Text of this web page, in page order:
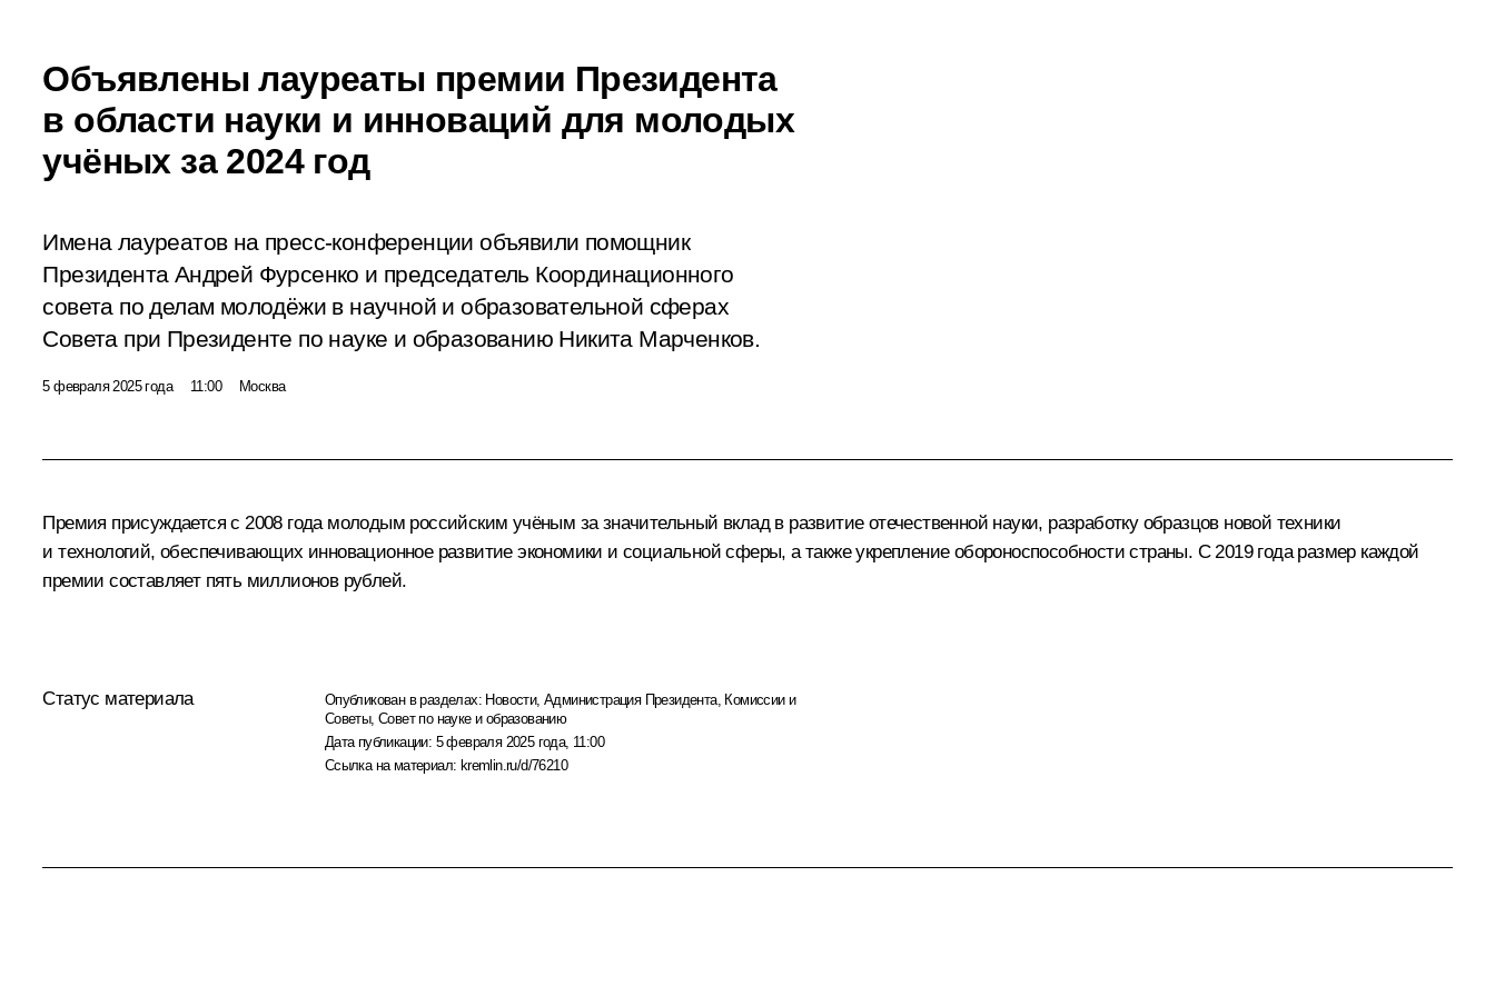
Объявлены лауреаты премии Президента
в области науки и инноваций для молодых
учёных за 2024 год
Имена лауреатов на пресс-конференции объявили помощник
Президента Андрей Фурсенко и председатель Координационного
совета по делам молодёжи в научной и образовательной сферах
Совета при Президенте по науке и образованию Никита Марченков.
5 февраля 2025 года 11:00 Москва
Премия присуждается с 2008 года молодым российским учёным за значительный вклад в развитие отечественной науки, разработку образцов новой техники
и технологий, обеспечивающих инновационное развитие экономики и социальной сферы, а также укрепление обороноспособности страны. С 2019 года размер каждой
премии составляет пять миллионов рублей.
Статус материала Опубликован в разделах: Новости,Администрация Президента, Комиссии и
Советы,Совет по науке и образованию
Дата публикации: 5 февраля 2025 года, 11:00
Ссылка на материал: kremlin.ru/d/76210